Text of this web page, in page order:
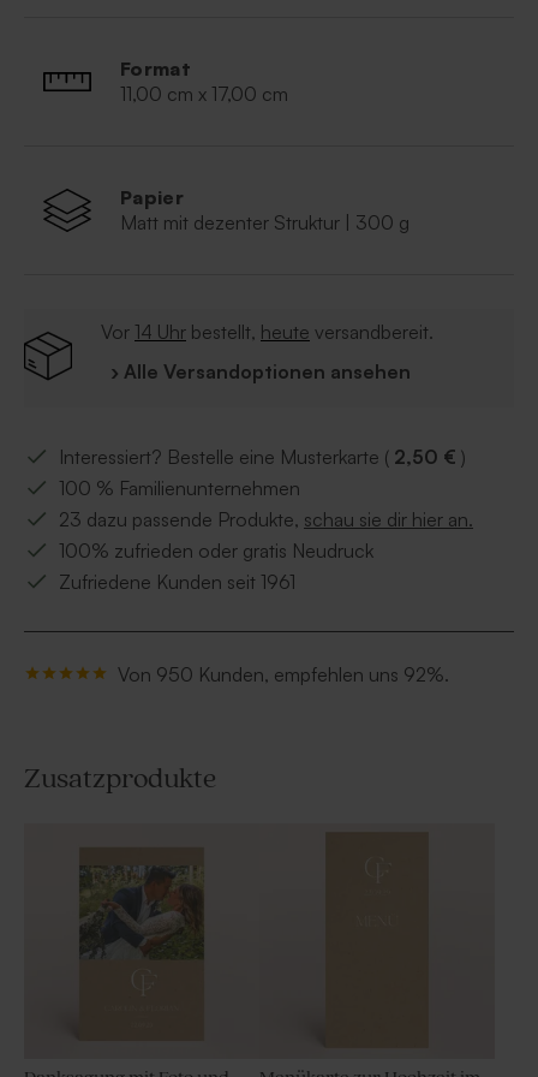
Format
11,00 cm x 17,00 cm
Papier
Matt mit dezenter Struktur | 300 g
Vor 14 Uhr bestellt, heute versandbereit.
› Alle Versandoptionen ansehen
Interessiert? Bestelle eine Musterkarte ( 2,50 € )
100 % Familienunternehmen
23 dazu passende Produkte, schau sie dir hier an.
100% zufrieden oder gratis Neudruck
Zufriedene Kunden seit 1961
Von 950 Kunden, empfehlen uns 92%.
Zusatzprodukte